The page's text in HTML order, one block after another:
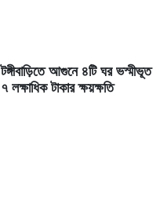
টঙ্গীবাড়িতে আগুনে ৪টি ঘর ভস্মীভূত
৭ লক্ষাধিক টাকার ক্ষয়ক্ষতি